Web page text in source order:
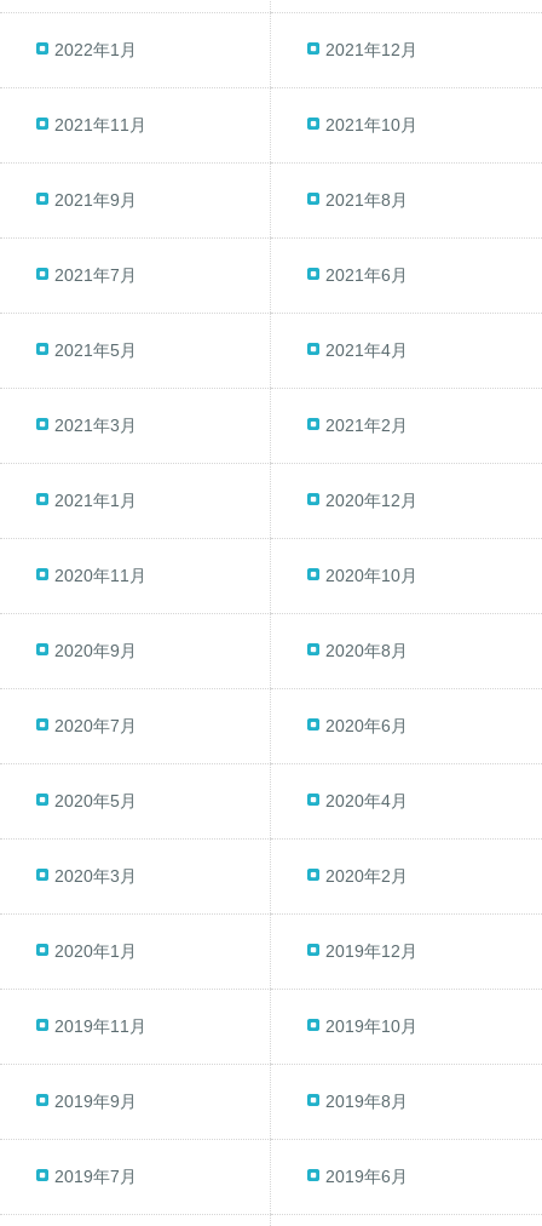
2022年1月 2021年12月
2021年11月 2021年10月
2021年9月 2021年8月
2021年7月 2021年6月
2021年5月 2021年4月
2021年3月 2021年2月
2021年1月 2020年12月
2020年11月 2020年10月
2020年9月 2020年8月
2020年7月 2020年6月
2020年5月 2020年4月
2020年3月 2020年2月
2020年1月 2019年12月
2019年11月 2019年10月
2019年9月 2019年8月
2019年7月 2019年6月